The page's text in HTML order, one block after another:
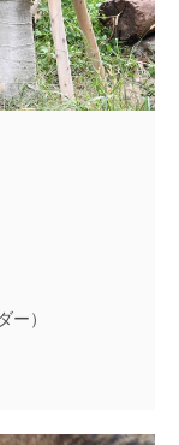
ー）